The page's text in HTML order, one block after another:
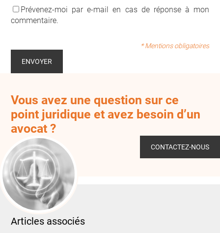
Prévenez-moi par e-mail en cas de réponse à mon
commentaire.
* Mentions obligatoires
Vous avez une question sur ce
point juridique et avez besoin d’un
avocat ?
CONTACTEZ-NOUS
Articles associés